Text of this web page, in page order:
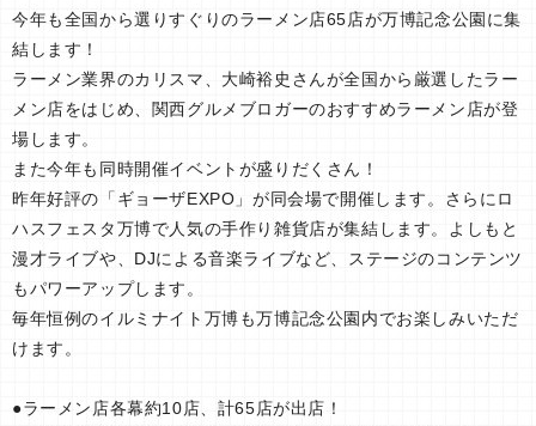
今年も全国から選りすぐりのラーメン店65店が万博記念公園に集
結します！
ラーメン業界のカリスマ、大崎裕史さんが全国から厳選したラー
メン店をはじめ、関西グルメブロガーのおすすめラーメン店が登
場します。
また今年も同時開催イベントが盛りだくさん！
昨年好評の「ギョーザEXPO」が同会場で開催します。さらにロ
ハスフェスタ万博で人気の手作り雑貨店が集結します。よしもと
漫才ライブや、DJによる音楽ライブなど、ステージのコンテンツ
もパワーアップします。
毎年恒例のイルミナイト万博も万博記念公園内でお楽しみいただ
けます。
●ラーメン店各幕約10店、計65店が出店！